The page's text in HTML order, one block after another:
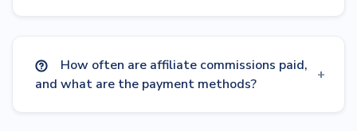
How often are affiliate commissions paid,
and what are the payment methods?